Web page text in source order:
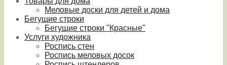
Меловые доски для детей и дома
Бегущие строки
Бегущие строки "Красные"
Услуги художника
Роспись стен
Роспись меловых досок